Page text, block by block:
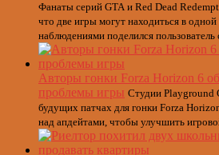
Фанаты серий GTA и Red Dead
что две игры могут находиться в
наблюдениями поделился
Авторы гонки Forza Horizon 6
проблемы игры Студии Playground
будущих патчах для гонки Forza
над апдейтами, чтобы улучшить